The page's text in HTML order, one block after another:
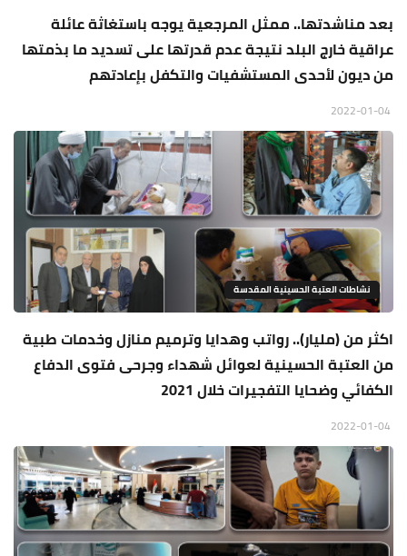
بعد مناشدتها.. ممثل المرجعية يوجه باستغاثة عائلة
عراقية خارج البلد نتيجة عدم قدرتها على تسديد ما بذمتها
من ديون لأحدى المستشفيات والتكفل بإعادتهم
نشاطات العتبة الحسينية المقدسة
اكثر من (مليار).. رواتب وهدايا وترميم منازل وخدمات طبية
من العتبة الحسينية لعوائل شهداء وجرحى فتوى الدفاع
الكفائي وضحايا التفجيرات خلال 2021